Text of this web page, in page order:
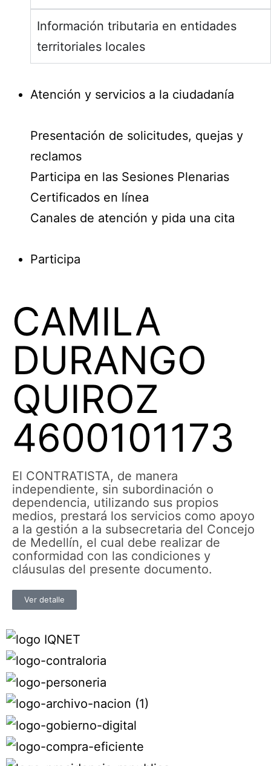
Información tributaria en entidades
territoriales locales
Atención y servicios a la ciudadanía
Presentación de solicitudes, quejas y
reclamos
Participa en las Sesiones Plenarias
Certificados en línea
Canales de atención y pida una cita
Participa
CAMILA
DURANGO
QUIROZ
4600101173
El CONTRATISTA, de manera
independiente, sin subordinación o
dependencia, utilizando sus propios
medios, prestará los servicios como apoyo
a la gestión a la subsecretaria del Concejo
de Medellín, el cual debe realizar de
conformidad con las condiciones y
cláusulas del presente documento.
Ver detalle